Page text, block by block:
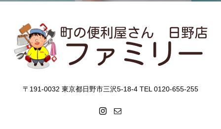
〒191-0032 東京都日野市三沢5-18-4 TEL 0120-655-255